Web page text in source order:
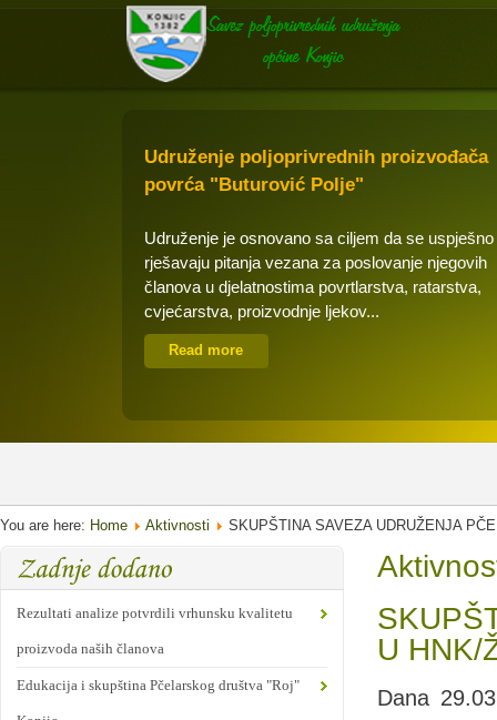
Udruženje poljoprivrednih proizvođača
povrća "Buturović Polje"
Udruženje je osnovano sa ciljem da se uspješno
rješavaju pitanja vezana za poslovanje njegovih
članova u djelatnostima povrtlarstva, ratarstva,
cvjećarstva, proizvodnje ljekov...
Read more
You are here: Home Aktivnosti SKUPŠTINA SAVEZA UDRUŽENJA
Rezultati analize potvrdili vrhunsku kvalitetu
proizvoda naših članova
Edukacija i skupština Pčelarskog društva "Roj"
U HNK/
Dana